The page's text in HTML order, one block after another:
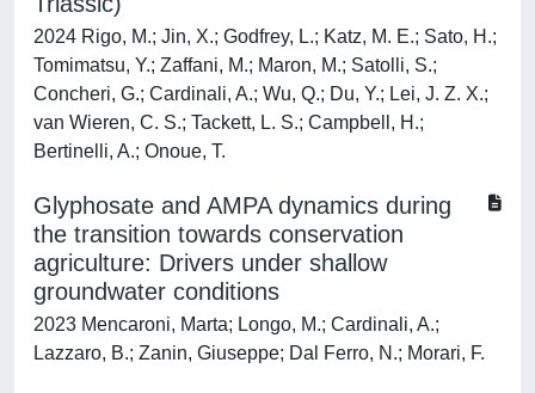
2024 Rigo, M.; Jin, X.; Godfrey, L.; Katz, M. E.; Sato, H.;
Tomimatsu, Y.; Zaffani, M.; Maron, M.; Satolli, S.;
Concheri, G.; Cardinali, A.; Wu, Q.; Du, Y.; Lei, J. Z. X.;
van Wieren, C. S.; Tackett, L. S.; Campbell, H.;
Bertinelli, A.; Onoue, T.
Glyphosate and AMPA dynamics during
the transition towards conservation
agriculture: Drivers under shallow
groundwater conditions
2023 Mencaroni, Marta; Longo, M.; Cardinali, A.;
Lazzaro, B.; Zanin, Giuseppe; Dal Ferro, N.; Morari, F.